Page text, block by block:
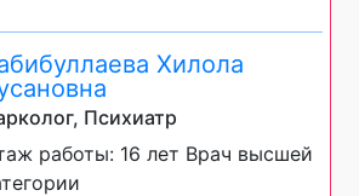
Хилола
Психиатр
работы: 16 лет Врач высшей